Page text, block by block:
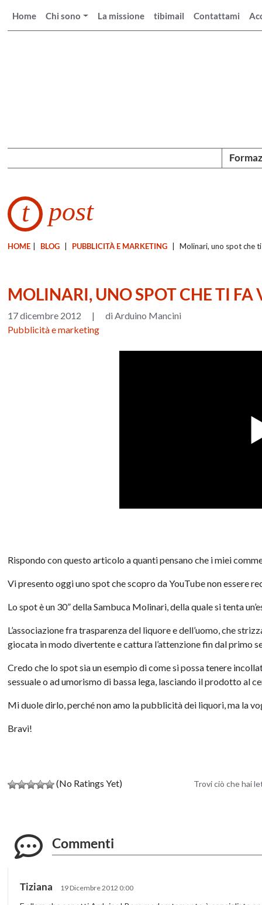
Home Chi sono La missione tibimail Contattami
t post
HOME BLOG PUBBLICITÀ E MARKETING Molinari, uno spot che
MOLINARI, UNO SPOT CHE TI
17 dicembre 2012 |
di Arduino Mancini
Pubblicità e marketing
Rispondo con questo articolo a quanti pensano che i miei
Vi presento oggi uno spot che scopro da YouTube non essere
Lo spot è un 30” della Sambuca Molinari, della quale si tenta
L’associazione fra trasparenza del liquore e dell’uomo, che
giocata in modo divertente e cattura l’attenzione fin dal primo
Credo che lo spot sia un esempio di come si possa tenere
sessuale o ad umorismo di bassa lega, lasciando il prodotto al
Mi duole dirlo, perché non amo la pubblicità dei liquori, ma la
Bravi!
(No Ratings Yet) Trovi ciò che hai
Commenti
Tiziana 19 Dicembre 2012 0:00